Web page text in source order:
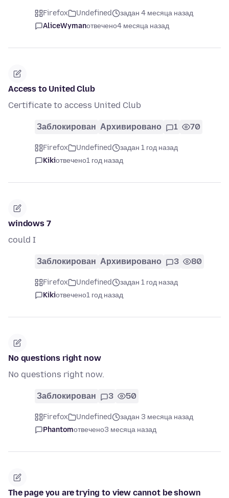
Firefox Undefined
задан 4 месяца назад
AliceWymanотвечено4 месяца назад
Access to United Club
Certificate to access United Club
Заблокирован Архивировано 1 70
Firefox Undefined
задан 1 год назад
Kikiотвечено1 год назад
windows 7
could I
Заблокирован Архивировано 3 80
Firefox Undefined
задан 1 год назад
Kikiотвечено1 год назад
No questions right now
No questions right now.
Заблокирован 3 50
Firefox Undefined
задан 3 месяца назад
Phantomотвечено3 месяца назад
The page you are trying to view cannot be shown